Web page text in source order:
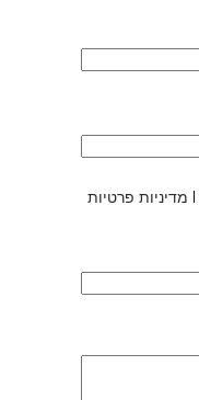
מדיניות פרטיות